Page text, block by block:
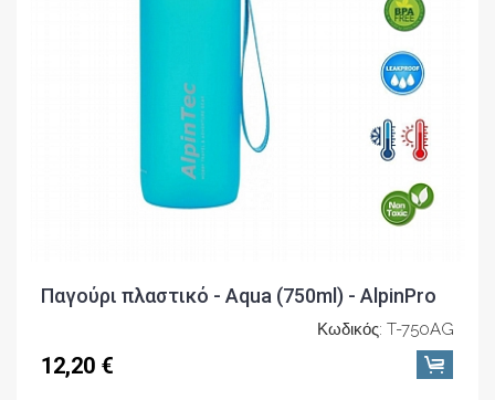
Παγούρι πλαστικό - Aqua (750ml) - AlpinPro
Κωδικός: T-750AG
12,20 €